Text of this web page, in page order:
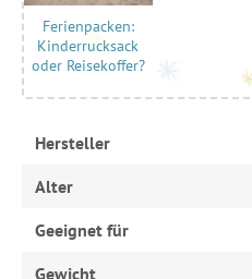
Ferienpacken:
Kinderrucksack
oder Reisekoffer?
Hersteller
Alter
Geeignet für
Gewicht